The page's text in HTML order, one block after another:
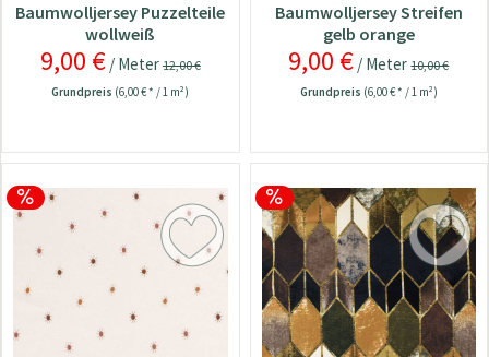
Baumwolljersey Puzzelteile
wollweiß
9,00 €/ Meter12,00 €
Grundpreis (6,00 € * / 1 m²)
Baumwolljersey Streifen
gelb orange
9,00 € / Meter10,00 €
Grundpreis (6,00 € * / 1 m²)